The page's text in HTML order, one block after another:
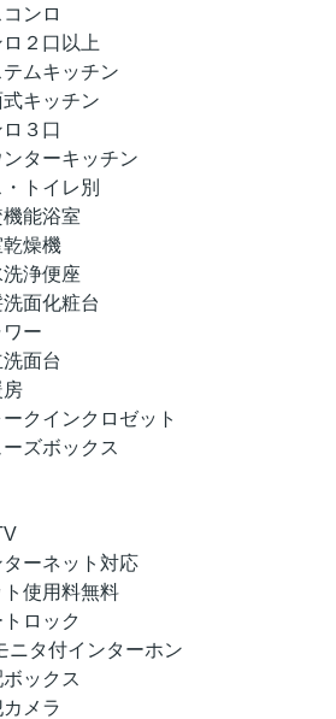
ンロ
ロ２口以上
テムキッチン
式キッチン
ロ３口
ンターキッチン
トイレ別
能浴室
燥機
浄便座
面化粧台
ワー
面台
房
ークインクロゼット
ーズボックス
ターネット対応
ト使用料無料
ロック
ニタ付インターホン
ックス
カメラ